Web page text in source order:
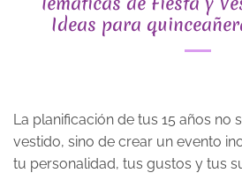
Ideas para
La planificación de tus 15 años no
vestido, sino de crear un evento
tu personalidad, tus gustos y tus